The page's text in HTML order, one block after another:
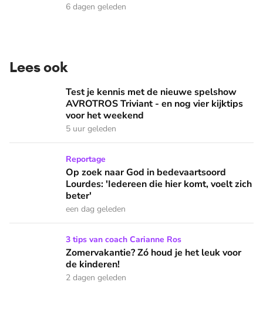
6 dagen geleden
Lees ook
Test je kennis met de nieuwe spelshow AVROTROS
Test je kennis met de nieuwe spelshow
AVROTROS Triviant - en nog vier kijktips
voor het weekend
5 uur geleden
Op zoek naar God in bedevaartsoord Lourdes: 'Iedereen
Reportage
Op zoek naar God in bedevaartsoord
Lourdes: 'Iedereen die hier komt, voelt zich
beter'
een dag geleden
Zomervakantie? Zó houd je het leuk voor de kinderen!
3 tips van coach Carianne Ros
Zomervakantie? Zó houd je het leuk voor
de kinderen!
2 dagen geleden